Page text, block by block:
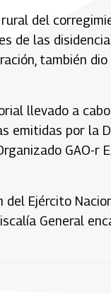
del
de las
también
llevado a
emitidas por la
GAO-r
Ejército
General